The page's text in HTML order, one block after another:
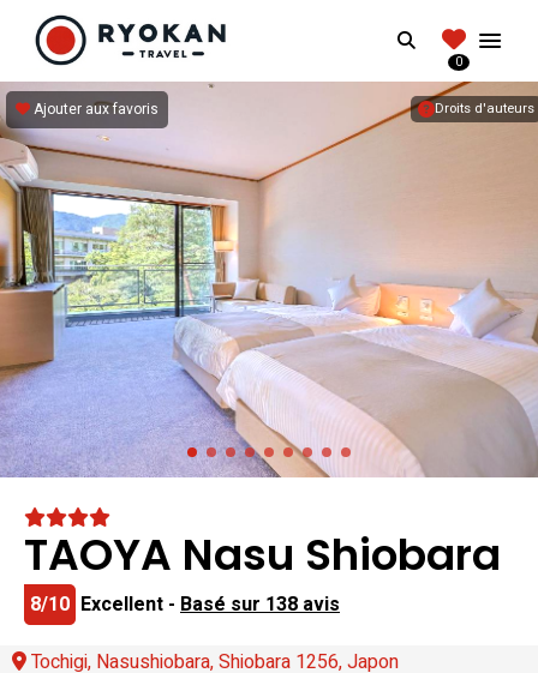
RYOKANTRAVEL
Vivez l'expérience authentique d'un Ryokan
Search
0
Droits d'auteurs
Ajouter aux favoris
TAOYA Nasu Shiobara
8/10 Excellent - Basé sur 138 avis
Tochigi, Nasushiobara, Shiobara 1256, Japon